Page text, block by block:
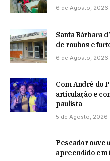
6 de Agosto, 2026
Santa Bárbara
de roubos e
6 de Agosto, 2026
Com André do
articulação e
paulista
5 de Agosto, 2026
Pescador ouve
apreendido em